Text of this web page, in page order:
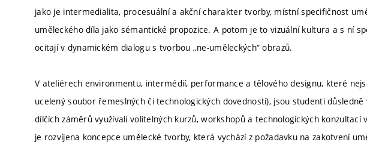
jako je intermedialita, procesuální a akční charakter tvorby, místní specifičnost
uměleckého díla jako sémantické propozice. A potom je to vizuální kultura a s ní
ocitají v dynamickém dialogu s tvorbou „ne-uměleckých“ obrazů.
V ateliérech environmentu, intermédií, performance a tělového designu, které
ucelený soubor řemeslných či technologických dovedností), jsou studenti
dílčích záměrů využívali volitelných kurzů, workshopů a technologických
je rozvíjena koncepce umělecké tvorby, která vychází z požadavku na zakotvení